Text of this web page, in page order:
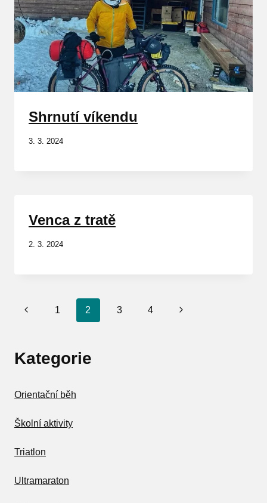
Shrnutí víkendu
3. 3. 2024
Venca z tratě
2. 3. 2024
Navigace
stránce
Předchozí1 2 3 4 Další
Kategorie
Orientační běh
Školní aktivity
Triatlon
Ultramaraton